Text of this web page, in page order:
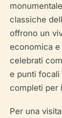
classiche
offrono un
economica
celebrati
e punti
completi per
Per una